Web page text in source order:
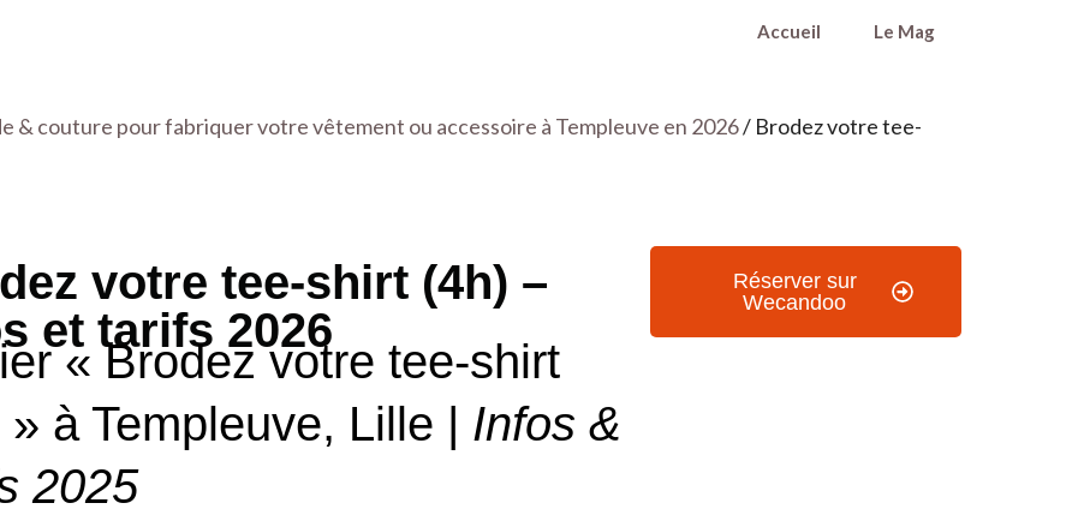
Accueil Le Mag
& couture pour fabriquer votre vêtement ou accessoire à Templeuve en 2026/ Brodez votre tee-
votre tee-shirt (4h) –
et tarifs 2026
« Brodez votre tee-shirt
» à Templeuve, Lille | Infos &
2025
Réserver sur
Wecandoo